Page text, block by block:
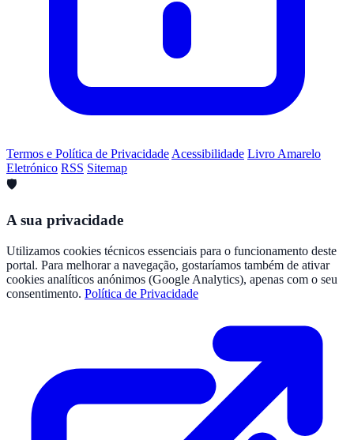
Termos e Política de Privacidade Acessibilidade Livro Amarelo
Eletrónico RSS Sitemap
🛡️
A sua privacidade
Utilizamos cookies técnicos essenciais para o funcionamento deste
portal. Para melhorar a navegação, gostaríamos também de ativar
cookies analíticos anónimos (Google Analytics), apenas com o seu
consentimento. Política de Privacidade